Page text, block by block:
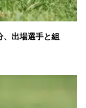
、出場選手と組